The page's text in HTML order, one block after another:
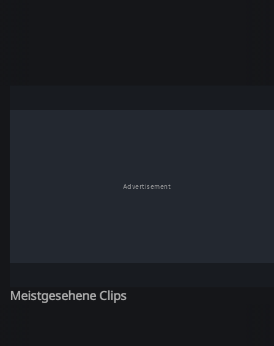
Advertisement
Meistgesehene Clips